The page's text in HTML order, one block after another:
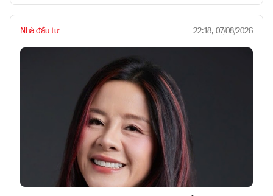
Nhà đầu tư 22:18, 07/08/2026